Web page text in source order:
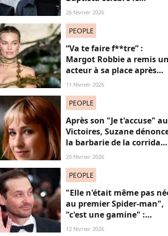
carnaval de Rio avec son
de 30 ans son aîné
26 février 2026
PEOPLE
“Va te faire f**tre” :
Margot Robbie a remis un
acteur à sa place après
qu’il lui a conseillé de
11 février 2026
PEOPLE
Après son "Je t'accuse"
Victoires, Suzane
la barbarie de la corrida
avec cette reprise iconique
20 février 2026
PEOPLE
"Elle n'était même pas
au premier Spider-man",
"c'est une gamine" :
l'apparition de cet acteur
12 février 2026